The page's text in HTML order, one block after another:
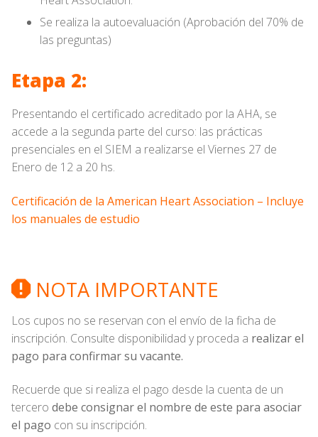
Se realiza la autoevaluación (Aprobación del 70% de
las preguntas)
Etapa 2:
Presentando el certificado acreditado por la AHA, se
accede a la segunda parte del curso: las prácticas
presenciales en el SIEM a realizarse el Viernes 27 de
Enero de 12 a 20 hs.
Certificación de la American Heart Association – Incluye
los manuales de estudio
NOTA IMPORTANTE
Los cupos no se reservan con el envío de la ficha de
inscripción. Consulte disponibilidad y proceda a realizar el
pago para confirmar su vacante.
Recuerde que si realiza el pago desde la cuenta de un
tercero debe consignar el nombre de este para asociar
el pago con su inscripción.